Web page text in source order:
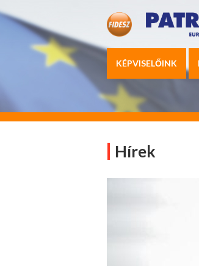
KÉPVISELŐINK
Hírek